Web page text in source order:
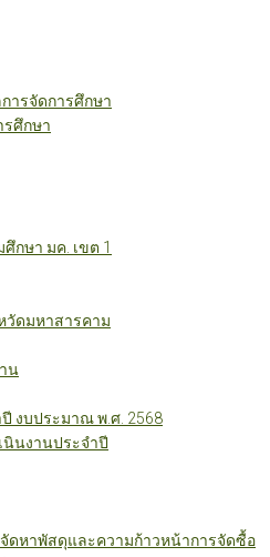
ารจัดการศึกษา
ศึกษา
กษา มค. เขต 1
วัดมหาสารคาม
น
งบประมาณ พ.ศ. 2568
นินงานประจำปี
ดหาพัสดุและความก้าวหน้าการจัดซื้อ